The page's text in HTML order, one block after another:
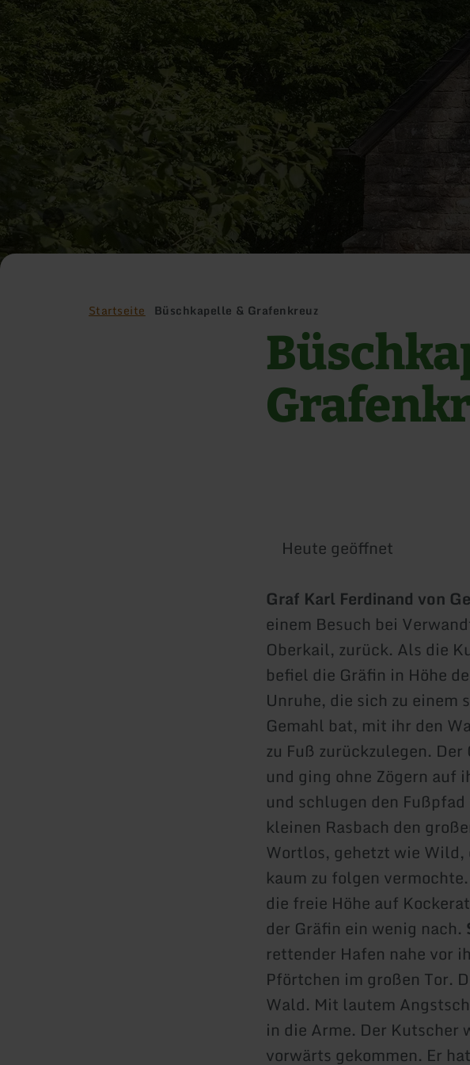
Startseite Büschkapelle & Grafenkreuz
Heute geöffnet
Graf Karl Ferdinand von
einem Besuch bei
Oberkail, zurück. Als die
befiel die Gräfin in Höhe
Unruhe, die sich zu
Gemahl bat, mit ihr den
zu Fuß zurückzulegen.
und ging ohne Zögern auf
und schlugen den
kleinen Rasbach den
Wortlos, gehetzt wie
kaum zu folgen
die freie Höhe auf
der Gräfin ein wenig nach.
rettender Hafen nahe vor
Pförtchen im großen Tor.
Wald. Mit lautem
in die Arme. Der Kutscher
vorwärts gekommen. Er